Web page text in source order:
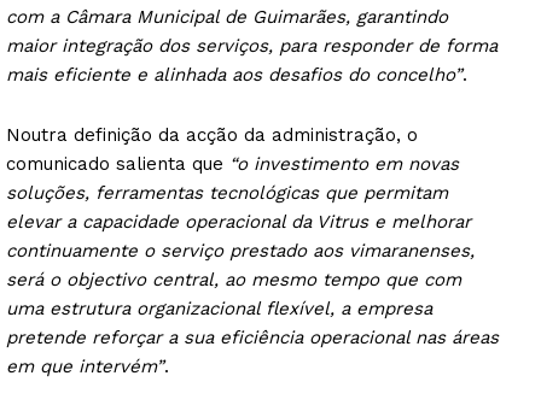
com a Câmara Municipal de Guimarães, garantindo
maior integração dos serviços, para responder de forma
mais eficiente e alinhada aos desafios do concelho”.
Noutra definição da acção da administração, o
comunicado salienta que “o investimento em novas
soluções, ferramentas tecnológicas que permitam
elevar a capacidade operacional da Vitrus e melhorar
continuamente o serviço prestado aos vimaranenses,
será o objectivo central, ao mesmo tempo que com
uma estrutura organizacional flexível, a empresa
pretende reforçar a sua eficiência operacional nas áreas
em que intervém”.